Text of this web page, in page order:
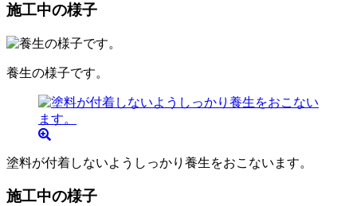
施工中の様子
養生の様子です。
塗料が付着しないようしっかり養生をおこないます。
施工中の様子